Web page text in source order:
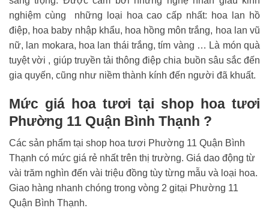
nghiệm cùng những loại hoa cao cấp nhất: hoa lan hồ
điệp, hoa baby nhập khẩu, hoa hồng môn trắng, hoa lan vũ
nữ, lan mokara, hoa lan thái trắng, tím vàng … Là món quà
tuyệt vời , giúp truyền tải thông điệp chia buồn sâu sắc đến
gia quyến, cũng như niềm thành kính đến người đã khuất.
Mức giá hoa tươi tại shop hoa tươi
Phường 11 Quận Bình Thạnh ?
Các sản phẩm tại shop hoa tươi Phường 11 Quận Bình
Thạnh có mức giá rẻ nhất trên thị trường. Giá dao động từ
vài trăm nghìn đến vài triệu đồng tùy từng mẫu và loại hoa.
Giao hàng nhanh chóng trong vòng 2 gitại Phường 11
Quận Bình Thạnh.